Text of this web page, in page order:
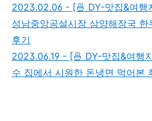
2023.02.06 - [🍜 DY-맛집&여행
성남중앙공설시장 삼양해장국
후기
2023.06.19 - [🍜 DY-맛집&여행
수 집에서 시원한 돈냉면 먹어본